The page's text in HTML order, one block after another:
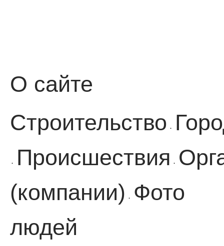
О сайте
Строительство ·
· Происшествия ·
(компании)
·
Фото
людей